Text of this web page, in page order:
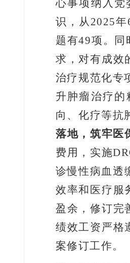
心事项纳入党
识，从 2025年
题有49项。同
求，对有成效
治疗规范化专
升肿瘤治疗的
向、化疗等抗
落地，筑牢医
费用，实施
诊慢性病血透
效率和医疗服
盈余，修订完
绩效工资严格
案修订工作。